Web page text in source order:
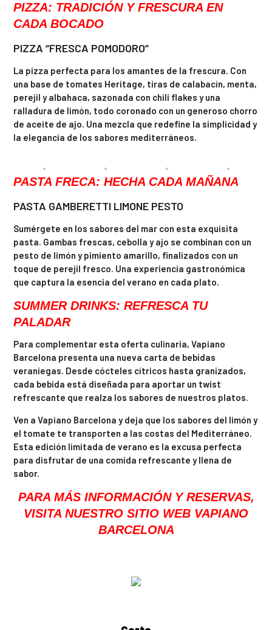
PIZZA: TRADICIÓN Y FRESCURA EN
CADA BOCADO
PIZZA “FRESCA POMODORO”
La pizza perfecta para los amantes de la frescura. Con
una base de tomates Heritage, tiras de calabacín, menta,
perejil y albahaca, sazonada con chili flakes y una
ralladura de limón, todo coronado con un generoso chorro
de aceite de ajo. Una mezcla que redefine la simplicidad y
la elegancia de los sabores mediterráneos.
PASTA FRECA: HECHA CADA MAÑANA
PASTA GAMBERETTI LIMONE PESTO
Sumérgete en los sabores del mar con esta exquisita
pasta. Gambas frescas, cebolla y ajo se combinan con un
pesto de limón y pimiento amarillo, finalizados con un
toque de perejil fresco. Una experiencia gastronómica
que captura la esencia del verano en cada plato.
SUMMER DRINKS: REFRESCA TU
PALADAR
Para complementar esta oferta culinaria, Vapiano
Barcelona presenta una nueva carta de bebidas
veraniegas. Desde cócteles cítricos hasta granizados,
cada bebida está diseñada para aportar un twist
refrescante que realza los sabores de nuestros platos.
Ven a Vapiano Barcelona y deja que los sabores del limón y
el tomate te transporten a las costas del Mediterráneo.
Esta edición limitada de verano es la excusa perfecta
para disfrutar de una comida refrescante y llena de
sabor.
PARA MÁS INFORMACIÓN Y RESERVAS,
VISITA NUESTRO SITIO WEB VAPIANO
BARCELONA